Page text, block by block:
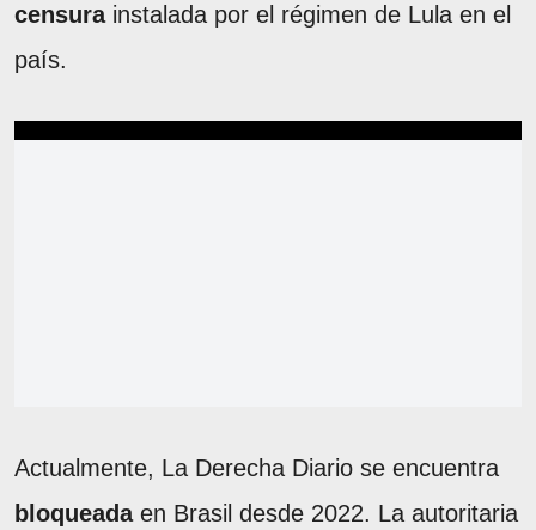
censurainstalada por el régimen de Lula en el
país.
Actualmente, La Derecha Diario se encuentra
bloqueadaen Brasil desde 2022. La autoritaria